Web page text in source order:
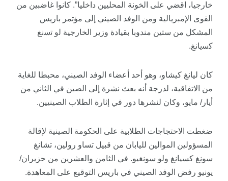
خارجيا، اقضي على الخونة المحليين داخليا”. كانوا غاضبين من
القوى الإمبريالية ومن الوفد الصيني إلى مؤتمر باريس
المشكل من ستين مندوبا بقيادة وزير الخارجية ﻟو ﺗﺳﻧﻎ
ﻛﺳﻳﺎﻧﻎ.
كان ليانغ كيشاو، وهو أحد أعضاء الوفد الصيني، محبطا للغاية
من الاتفاقية، لدرجة أنه بعث نشرة إلى الصين في الثاني من
أيار/ مايو، وكان لنشرها دور في إثارة الطلاب الصينيين.
ضغطت الاحتجاجات الطلابية على الحكومة الصينية لإقالة
المسؤولين الموالين لليابان من قبيل تساو رولين، تشانغ
سونغ كسيانغ ولو سونغيو. في الثامن والعشرين من حزيران/
يونيو رفض الوفد الصيني في باريس التوقيع على المعاهدة.